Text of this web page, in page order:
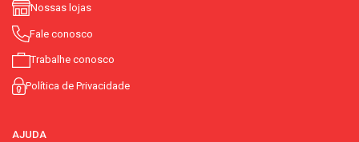
Nossas lojas
Fale conosco
Trabalhe conosco
Política de Privacidade
AJUDA